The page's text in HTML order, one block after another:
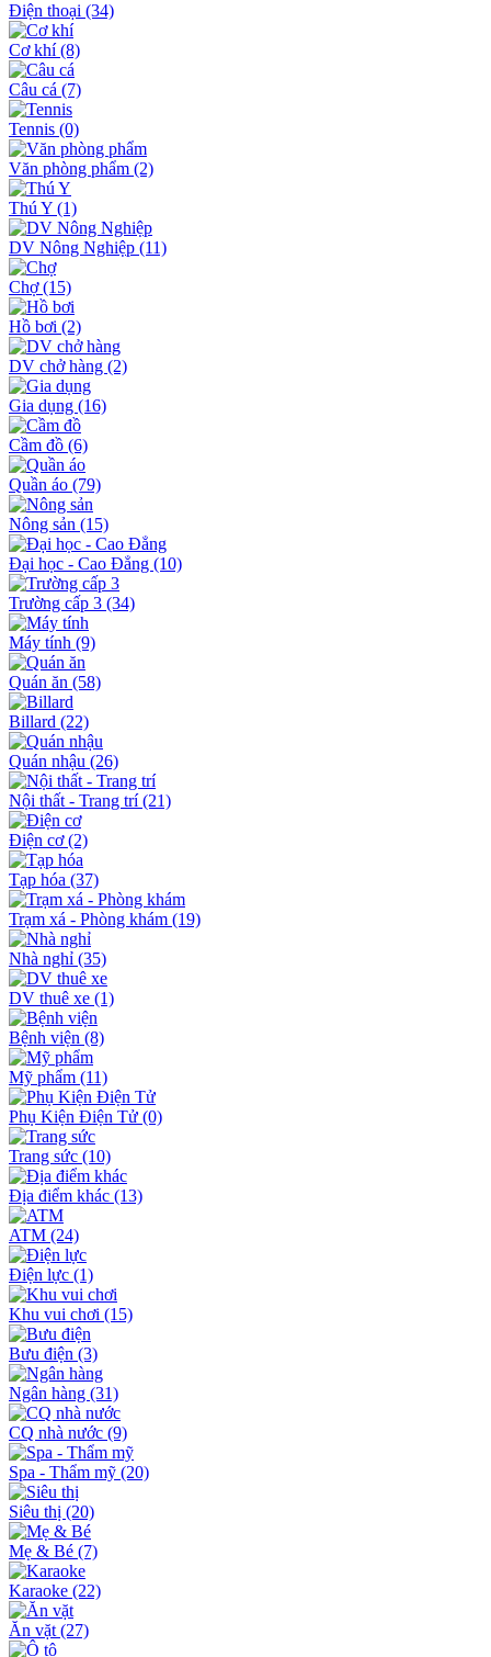
Điện thoại (34)
Cơ khí(8)
Câu cá (7)
Tennis (0)
Văn phòng phẩm (2)
Thú Y (1)
DV Nông Nghiệp (11)
Chợ(15)
Hồ bơi (2)
DV chở hàng (2)
Gia dụng (16)
Cầm đồ (6)
Quần áo (79)
Nông sản (15)
Đại học - Cao Đẳng (10)
Trường cấp 3 (34)
Máy tính (9)
Quán ăn (58)
Billard (22)
Quán nhậu (26)
Nội thất - Trang trí(21)
Điện cơ(2)
Tạp hóa (37)
Trạm xá - Phòng khám (19)
Nhà nghỉ (35)
DV thuê xe (1)
Bệnh viện (8)
Mỹ phẩm (11)
Phụ Kiện Điện Tử (0)
Trang sức (10)
Địa điểm khác (13)
ATM (24)
Điện lực (1)
Khu vui chơi (15)
Bưu điện (3)
Ngân hàng (31)
CQ nhà nước (9)
Spa - Thẩm mỹ (20)
Siêu thị (20)
Mẹ & Bé (7)
Karaoke (22)
Ăn vặt (27)